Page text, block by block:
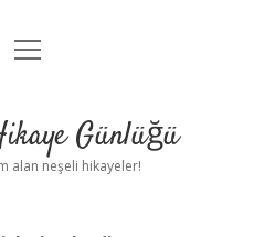
Anasayfa
Uyarı
menüyü
Günlüğü
alan neşeli hikayeler!